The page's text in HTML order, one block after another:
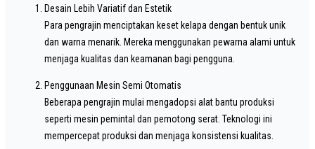
Desain Lebih Variatif dan Estetik
Para pengrajin menciptakan keset kelapa dengan bentuk unik
dan warna menarik. Mereka menggunakan pewarna alami untuk
menjaga kualitas dan keamanan bagi pengguna.
Penggunaan Mesin Semi Otomatis
Beberapa pengrajin mulai mengadopsi alat bantu produksi
seperti mesin pemintal dan pemotong serat. Teknologi ini
mempercepat produksi dan menjaga konsistensi kualitas.